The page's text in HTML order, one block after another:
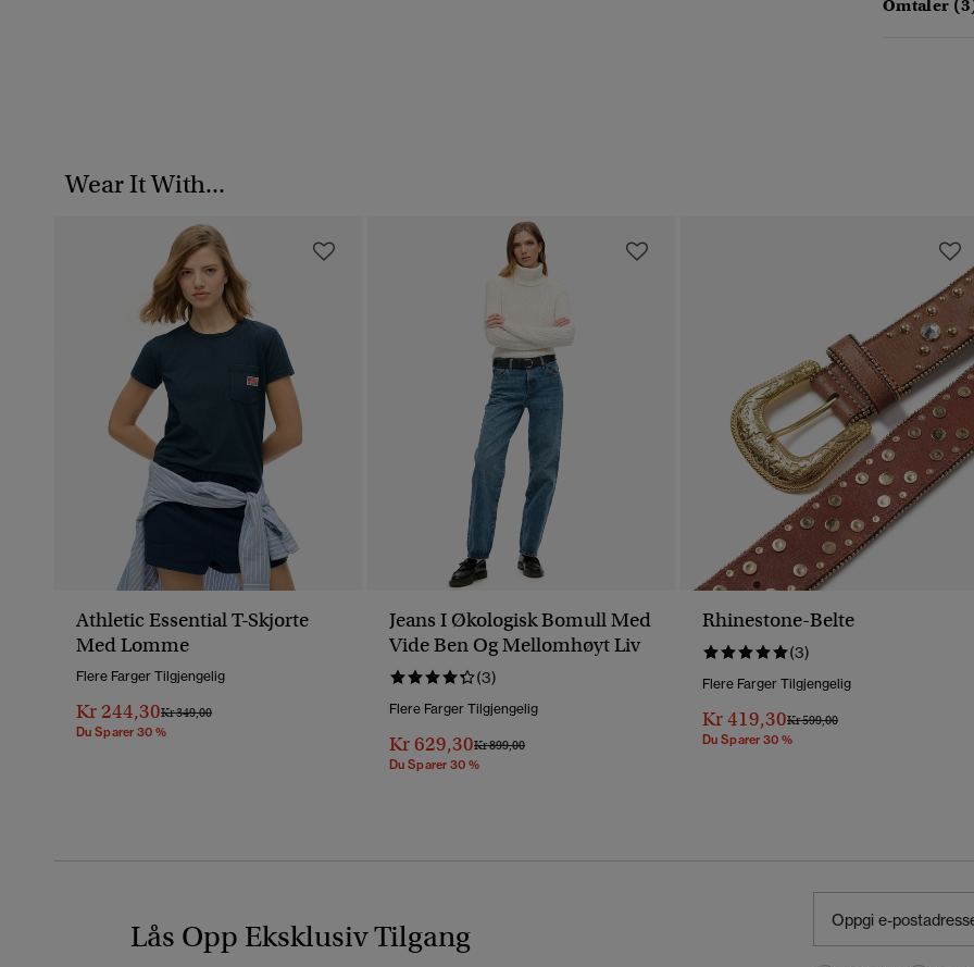
Omtaler
Wear It With...
Athletic Essential T-Skjorte
Med Lomme
Flere Farger Tilgjengelig
Kr 244,30Pris Nedsatt Fra
Kr 349,00Til
Du Sparer 30 %
Jeans I Økologisk Bomull Med
Vide Ben Og Mellomhøyt Liv
(3)
Flere Farger Tilgjengelig
Kr 629,30Pris Nedsatt Fra
Kr 899,00Til
Du Sparer 30 %
Rhinestone-Belte
(3)
Flere Farger Tilgjengelig
Kr 419,30Pris Nedsatt Fra
Kr 599,00Til
Du Sparer 30 %
Lås Opp Eksklusiv Tilgang